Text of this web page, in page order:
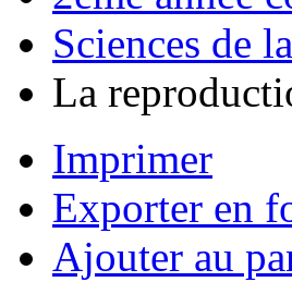
Sciences de
La
Imprimer
Exporter en
Ajouter au